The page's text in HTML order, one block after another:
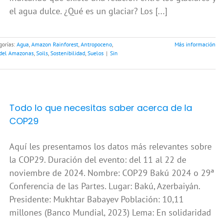
el agua dulce. ¿Qué es un glaciar? Los [...]
Agua, Amazon Rainforest, Antropoceno,
Amazonas, Soils, Sostenibilidad, Suelos | Sin
Más información
Todo lo que necesitas saber acerca de la
COP29
Aquí les presentamos los datos más relevantes sobre
la COP29. Duración del evento: del 11 al 22 de
noviembre de 2024. Nombre: COP29 Bakú 2024 o 29ª
Conferencia de las Partes. Lugar: Bakú, Azerbaiyán.
Presidente: Mukhtar Babayev Población: 10,11
millones (Banco Mundial, 2023) Lema: En solidaridad